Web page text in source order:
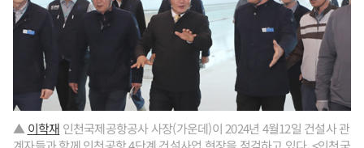
▲ 이학재 인천국제공항공사 사장(가운데)이 2024년 4월12일 건설사 관